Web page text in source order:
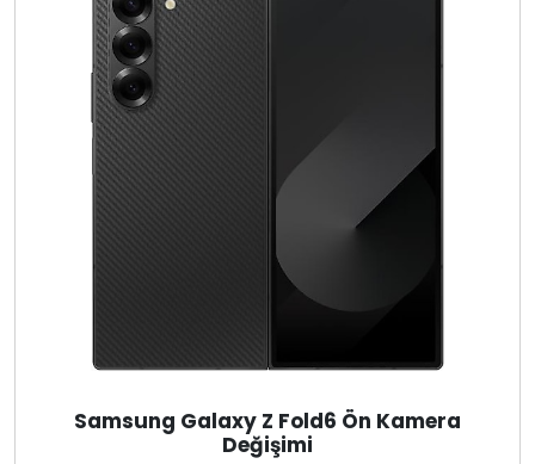
Samsung Galaxy Z Fold6 Ön Kamera
Değişimi